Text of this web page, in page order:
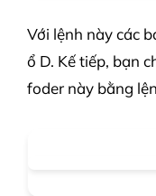
Với lệnh này các
ổ D. Kế tiếp, bạn
foder này bằng